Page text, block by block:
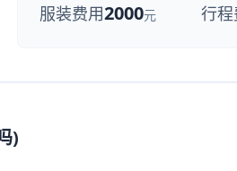
服装费用2000元 行程
)